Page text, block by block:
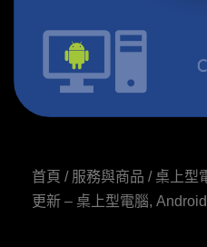
首頁 / 服務與商品 / 桌上型
更新 – 桌上型電腦,